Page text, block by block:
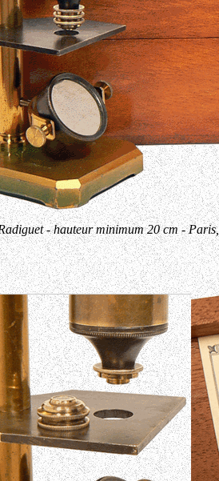
- hauteur minimum 20 cm -